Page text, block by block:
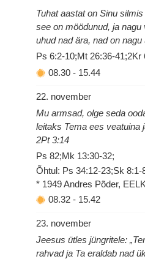
Tuhat aastat on Sinu
see on möödunud, ja
uhud nad ära, nad on
Ps 6:2-10;Mt 26:36-41;2Kr
08.30 - 15.44
22. november
Mu armsad, olge seda
leitaks Tema ees veatuina
2Pt 3:14
Ps 82;Mk 13:30-32;
Õhtul: Ps 34:12-23;Sk 8:1-
* 1949 Andres Põder,
08.32 - 15.42
23. november
Jeesus ütles jüngritele:
rahvad ja Ta eraldab nad